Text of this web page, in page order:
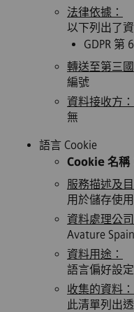
法律依據：
以下列出了
GDPR 第
轉送至第三國
編號
資料接收方：
無
語言 Cookie
Cookie 名稱
服務描述及目
用於儲存使
資料處理公司
Avature
資料用途：
語言偏好設定
收集的資料：
此清單列出